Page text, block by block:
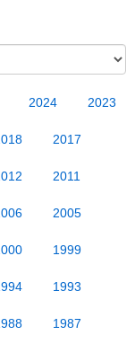
2024 2023
2017
2011
2005
1999
1993
1987